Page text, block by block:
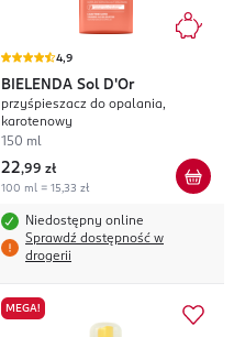
4,9
BIELENDA Sol D'Or
przyśpieszacz do opalania,
karotenowy
150 ml
22,99 zł
100 ml = 15,33 zł
Niedostępny online
Sprawdź dostępność w
drogerii
MEGA!